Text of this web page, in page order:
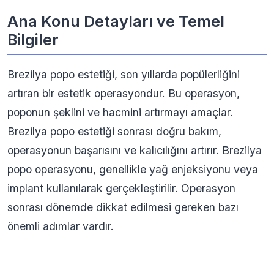
Ana Konu Detayları ve Temel
Bilgiler
Brezilya popo estetiği, son yıllarda popülerliğini
artıran bir estetik operasyondur. Bu operasyon,
poponun şeklini ve hacmini artırmayı amaçlar.
Brezilya popo estetiği sonrası doğru bakım,
operasyonun başarısını ve kalıcılığını artırır. Brezilya
popo operasyonu, genellikle yağ enjeksiyonu veya
implant kullanılarak gerçekleştirilir. Operasyon
sonrası dönemde dikkat edilmesi gereken bazı
önemli adımlar vardır.